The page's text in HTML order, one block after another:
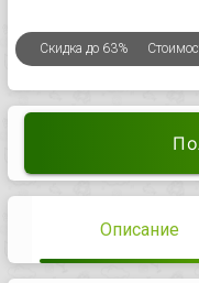
Скидка до 63%
Описание